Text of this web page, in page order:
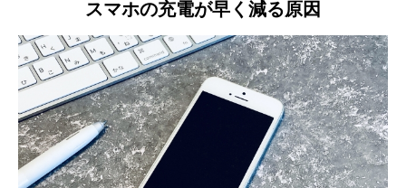
スマホの充電が早く減る原因